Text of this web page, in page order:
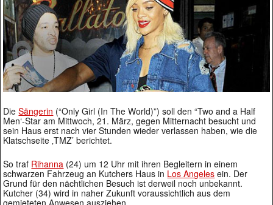
DieSängerin (“Only Girl (In The World)”) soll den “Two and a Half
Men‘-Star am Mittwoch, 21. März, gegen Mitternacht besucht und
sein Haus erst nach vier Stunden wieder verlassen haben, wie die
Klatschseite ‚TMZ’ berichtet.
So traf Rihanna (24) um 12 Uhr mit ihren Begleitern in einem
schwarzen Fahrzeug an Kutchers Haus in Los Angeles ein. Der
Grund für den nächtlichen Besuch ist derweil noch unbekannt.
Kutcher (34) wird in naher Zukunft voraussichtlich aus dem
gemieteten Anwesen ausziehen.